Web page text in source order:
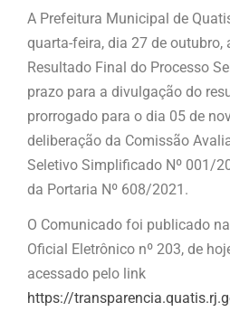
A Prefeitura Municipal de
quarta-feira, dia 27 de outubro,
Resultado Final do Processo
prazo para a divulgação do
prorrogado para o dia 05 de
deliberação da Comissão
Seletivo Simplificado Nº 001/
da Portaria Nº 608/2021.
O Comunicado foi publicado
Oficial Eletrônico nº 203, de
acessado pelo link
https://